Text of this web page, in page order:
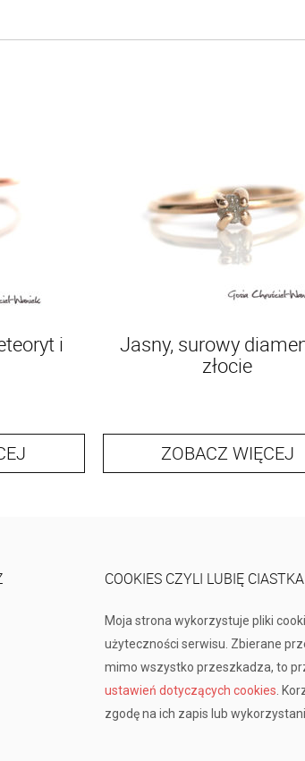
i
Jasny, surowy
złocie
ZOBACZ WIĘCEJ
COOKIES CZYLI LUBIĘ CIASTKA
Moja strona wykorzystuje pliki
użyteczności serwisu. Zbierane
mimo wszystko przeszkadza, to
ustawień dotyczących cookies .
zgodę na ich zapis lub